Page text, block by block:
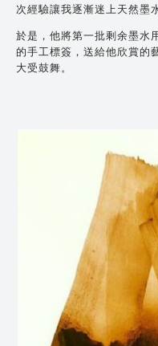
次經驗讓我逐漸迷上天然墨
於是，他將第一批剩余墨水
的手工標簽，送給他欣賞的
大受鼓舞。